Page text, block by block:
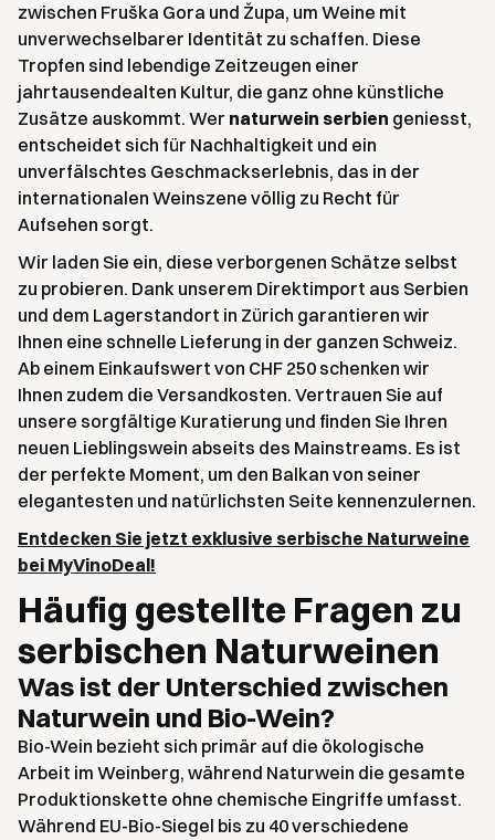
zwischen Fruška Gora und Župa, um Weine mit
unverwechselbarer Identität zu schaffen. Diese
Tropfen sind lebendige Zeitzeugen einer
jahrtausendealten Kultur, die ganz ohne künstliche
Zusätze auskommt. Wer naturwein serbien geniesst,
entscheidet sich für Nachhaltigkeit und ein
unverfälschtes Geschmackserlebnis, das in der
internationalen Weinszene völlig zu Recht für
Aufsehen sorgt.
Wir laden Sie ein, diese verborgenen Schätze selbst
zu probieren. Dank unserem Direktimport aus Serbien
und dem Lagerstandort in Zürich garantieren wir
Ihnen eine schnelle Lieferung in der ganzen Schweiz.
Ab einem Einkaufswert von CHF 250 schenken wir
Ihnen zudem die Versandkosten. Vertrauen Sie auf
unsere sorgfältige Kuratierung und finden Sie Ihren
neuen Lieblingswein abseits des Mainstreams. Es ist
der perfekte Moment, um den Balkan von seiner
elegantesten und natürlichsten Seite kennenzulernen.
Entdecken Sie jetzt exklusive serbische Naturweine
bei MyVinoDeal!
Häufig gestellte Fragen zu
serbischen Naturweinen
Was ist der Unterschied zwischen
Naturwein und Bio-Wein?
Bio-Wein bezieht sich primär auf die ökologische
Arbeit im Weinberg, während Naturwein die gesamte
Produktionskette ohne chemische Eingriffe umfasst.
Während EU-Bio-Siegel bis zu 40 verschiedene